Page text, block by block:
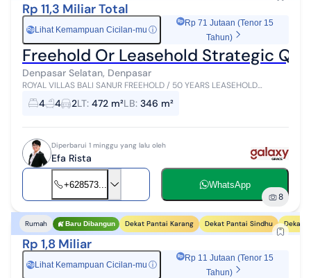
Rp 11,3 Miliar Total
Rp Lihat Kemampuan Cicilan-mu ⓘ
Rp 71 Jutaan (Tenor 15
Tahun)
Freehold Or Leasehold Strategic
Denpasar Selatan, Denpasar
ROYAL VILLAS BALI SANUR FREEHOLD / 50 YEARS LEASEHOLD
LUXURY VILLA CLUSTER IN NEARBY SANUR AT TUKAD YEH AYA RENON
DENPASAR, BALI total 13 Uni...
4 4 2LT: 472 m²LB: 346 m²
Diperbarui 1 minggu yang lalu oleh
Efa Rista
+628573... WhatsApp
8
Rumah Baru Dibangun Dekat Pantai Karang Dekat Pantai Sindhu Dekat
Rp 1,8 Miliar
Rp Lihat Kemampuan Cicilan-mu ⓘ
Rp 11 Jutaan (Tenor 15
Tahun)